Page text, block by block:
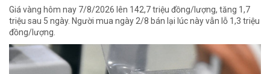
Giá vàng hôm nay 7/8/2026 lên 142,7 triệu đồng/lượng, tăng 1,7
triệu sau 5 ngày. Người mua ngày 2/8 bán lại lúc này vẫn lỗ 1,3 triệu
đồng/lượng.